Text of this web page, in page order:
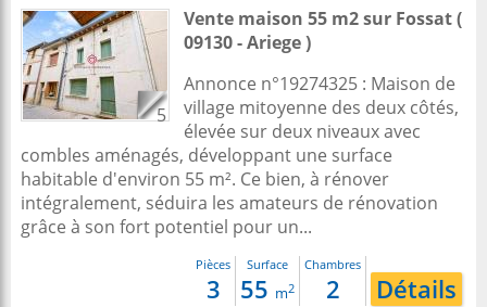
5
Vente maison 55 m2sur Fossat(
09130 - Ariege )
Annonce n°19274325 : Maison de
village mitoyenne des deux côtés,
élevée sur deux niveaux avec
combles aménagés, développant une surface
habitable d'environ 55 m². Ce bien, à rénover
intégralement, séduira les amateurs de rénovation
grâce à son fort potentiel pour un...
Pièces
3
Surface
55 m2
Chambres
2 Détails